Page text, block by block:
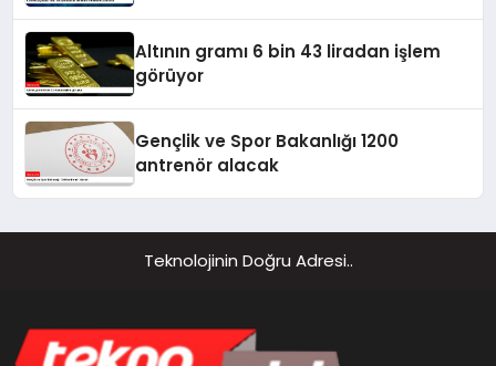
Altının gramı 6 bin 43 liradan işlem
görüyor
Gençlik ve Spor Bakanlığı 1200
antrenör alacak
Teknolojinin Doğru Adresi..